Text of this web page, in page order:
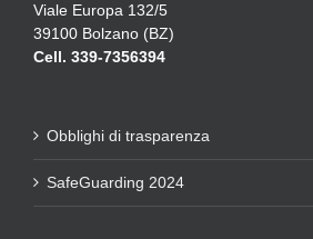
Viale Europa 132/5
39100 Bolzano (BZ)
Cell. 339-7356394
Obblighi di trasparenza
SafeGuarding 2024